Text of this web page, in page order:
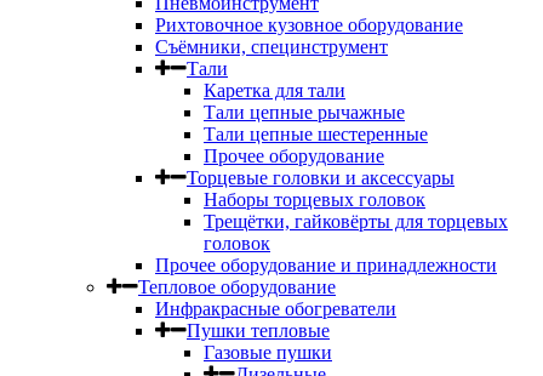
Рихтовочное кузовное оборудование
Съёмники, специнструмент
Тали
Каретка для тали
Тали цепные рычажные
Тали цепные шестеренные
Прочее оборудование
Торцевые головки и аксессуары
Наборы торцевых головок
Трещётки, гайковёрты для торцевых
головок
Прочее оборудование и принадлежности
Тепловое оборудование
Инфракрасные обогреватели
Пушки тепловые
Газовые пушки